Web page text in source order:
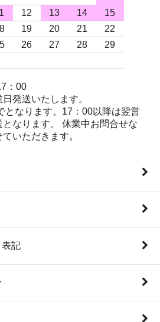
12 13 14
15
19 20 21
22
26 27 28
29
：00
発送いたします。
となります。17：00以降は翌営
なります。 休業中お問合せな
いただきます。
記